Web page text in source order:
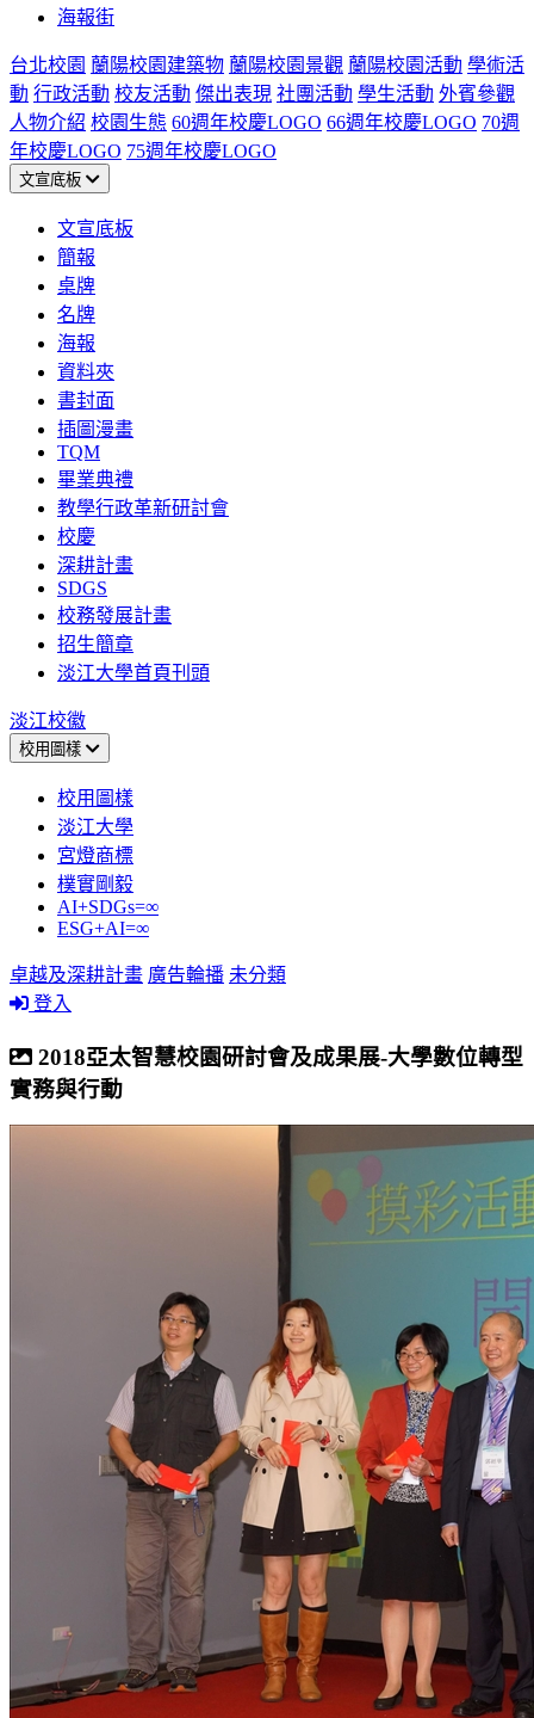
海報街
台北校園 蘭陽校園建築物 蘭陽校園景觀 蘭陽校園活動 學術活
動 行政活動 校友活動 傑出表現 社團活動 學生活動 外賓參觀
人物介紹 校園生態 60週年校慶LOGO 66週年校慶LOGO 70週
年校慶LOGO 75週年校慶LOGO
文宣底板
文宣底板
簡報
桌牌
名牌
海報
資料夾
書封面
插圖漫畫
TQM
畢業典禮
教學行政革新研討會
校慶
深耕計畫
SDGS
校務發展計畫
招生簡章
淡江大學首頁刊頭
淡江校徽
校用圖樣
校用圖樣
淡江大學
宮燈商標
樸實剛毅
AI+SDGs=∞
ESG+AI=∞
卓越及深耕計畫 廣告輪播 未分類
登入
2018亞太智慧校園研討會及成果展-大學數位轉型
實務與行動